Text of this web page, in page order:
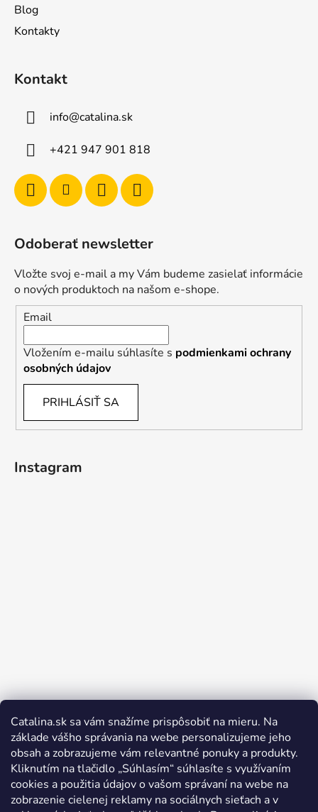
Catalina.sk sa vám snažíme prispôsobiť na mieru. Na
základe vášho správania na webe personalizujeme jeho
obsah a zobrazujeme vám relevantné ponuky a produkty.
Kliknutím na tlačidlo „Súhlasím“ súhlasíte s využívaním
cookies a použitia údajov o vašom správaní na webe na
zobrazenie cielenej reklamy na sociálnych sieťach a v
Blog
Kontakty
Kontakt
info@catalina.sk
+421 947 901 818
Odoberať newsletter
Vložte svoj e-mail a my Vám budeme zasielať informácie
o nových produktoch na našom e-shope.
Email
Vložením e-mailu súhlasíte s podmienkami ochrany
osobných údajov
PRIHLÁSIŤ SA
Instagram
Sledovať na Instagrame